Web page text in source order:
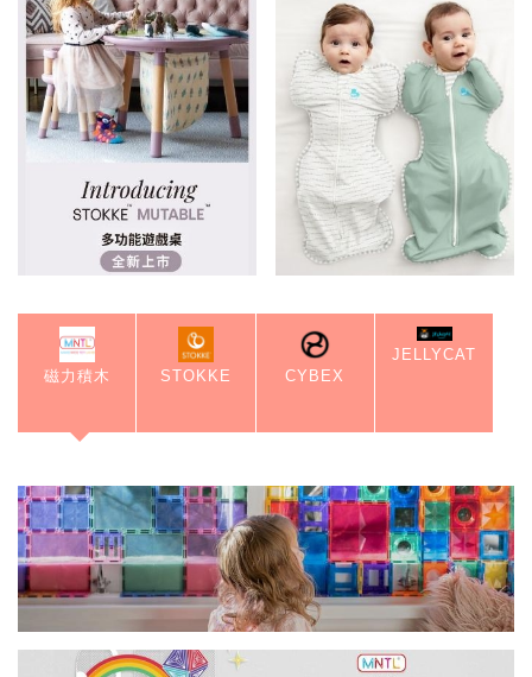
磁力積木 STOKKE CYBEX
JELLYCAT